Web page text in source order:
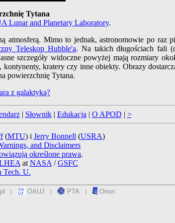
Tytana
Lunar and Planetary Laboratory.
atmosferą. Mimo to jednak, astronomowie po raz
Teleskop Hubble'a. Na takich długościach fali
szczegóły widoczne powyżej mają rozmiary
kratery czy inne obiekty. Obrazy
powierzchnię Tytana.
z galaktyką?
| Słownik| Edukacja | O APOD | >
(MTU) i Jerry Bonnell (USRA)
and Disclaimers
określone prawa.
at NASA /GSFC
Tech. U.
OAUJ PTA Orion